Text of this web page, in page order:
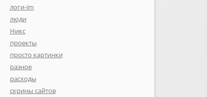
логи-im
люди
Никс
проекты
просто картинки
разное
расходы
скрины сайтов